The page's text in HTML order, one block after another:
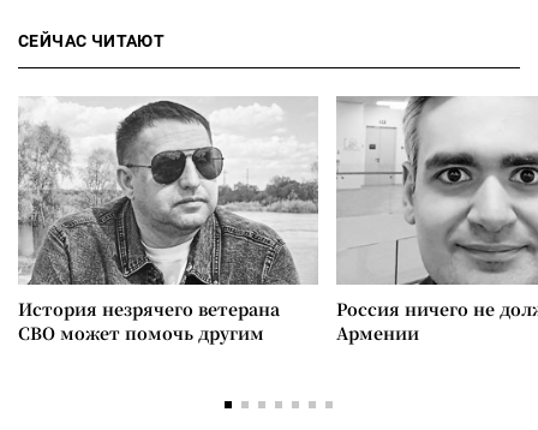
СЕЙЧАС ЧИТАЮТ
История незрячего ветерана
СВО может помочь другим
Россия ничего не
Армении